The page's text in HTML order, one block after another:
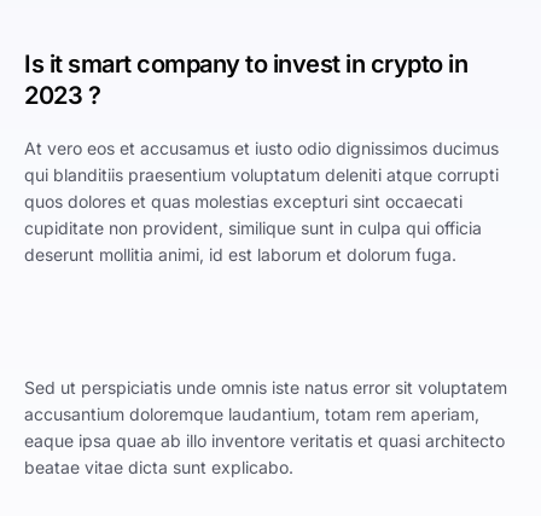
Is it smart company to invest in crypto in
2023 ?
At vero eos et accusamus et iusto odio dignissimos ducimus
qui blanditiis praesentium voluptatum deleniti atque corrupti
quos dolores et quas molestias excepturi sint occaecati
cupiditate non provident, similique sunt in culpa qui officia
deserunt mollitia animi, id est laborum et dolorum fuga.
Sed ut perspiciatis unde omnis iste natus error sit voluptatem
accusantium doloremque laudantium, totam rem aperiam,
eaque ipsa quae ab illo inventore veritatis et quasi architecto
beatae vitae dicta sunt explicabo.